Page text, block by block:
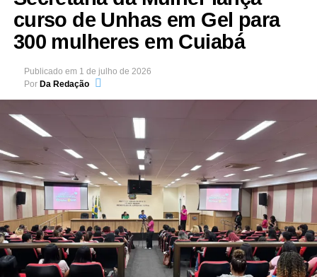
curso de Unhas em Gel para
300 mulheres em Cuiabá
Publicado em 1 de julho de 2026
Por Da Redação